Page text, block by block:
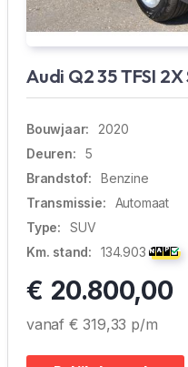
Audi Q2 35 TFSI
Bouwjaar:
2020
Deuren:
5
Brandstof:
Benzine
Transmissie:
Automaat
Type:
SUV
Km. stand:
134.903
€ 20.800,00
vanaf € 319,33 p/m